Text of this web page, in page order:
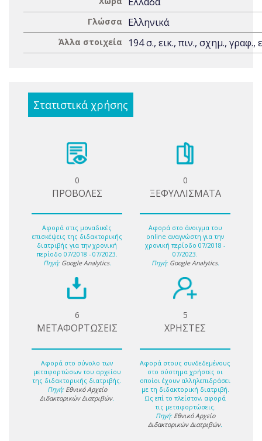
Γλώσσα Ελληνικά
Άλλα στοιχεία 194 σ., εικ., πιν., σχημ., γραφ.,
Στατιστικά χρήσης
0
ΠΡΟΒΟΛΕΣ
Αφορά στις μοναδικές
επισκέψεις της διδακτορικής
διατριβής για την χρονική
περίοδο 07/2018 - 07/2023.
Πηγή: Google Analytics.
0
ΞΕΦΥΛΛΙΣΜΑΤΑ
Αφορά στο άνοιγμα του
online αναγνώστη για την
χρονική περίοδο 07/2018 -
07/2023.
Πηγή: Google Analytics.
6
ΜΕΤΑΦΟΡΤΩΣΕΙΣ
Αφορά στο σύνολο των
μεταφορτώσων του αρχείου
της διδακτορικής διατριβής.
Πηγή: Εθνικό Αρχείο
Διδακτορικών Διατριβών.
5
ΧΡΗΣΤΕΣ
Αφορά στους συνδεδεμένους
στο σύστημα χρήστες οι
οποίοι έχουν αλληλεπιδράσει
με τη διδακτορική διατριβή.
Ως επί το πλείστον, αφορά
τις μεταφορτώσεις.
Πηγή: Εθνικό Αρχείο
Διδακτορικών Διατριβών.